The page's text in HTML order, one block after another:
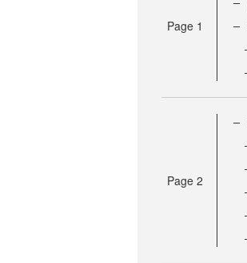
Page 1
Page 2